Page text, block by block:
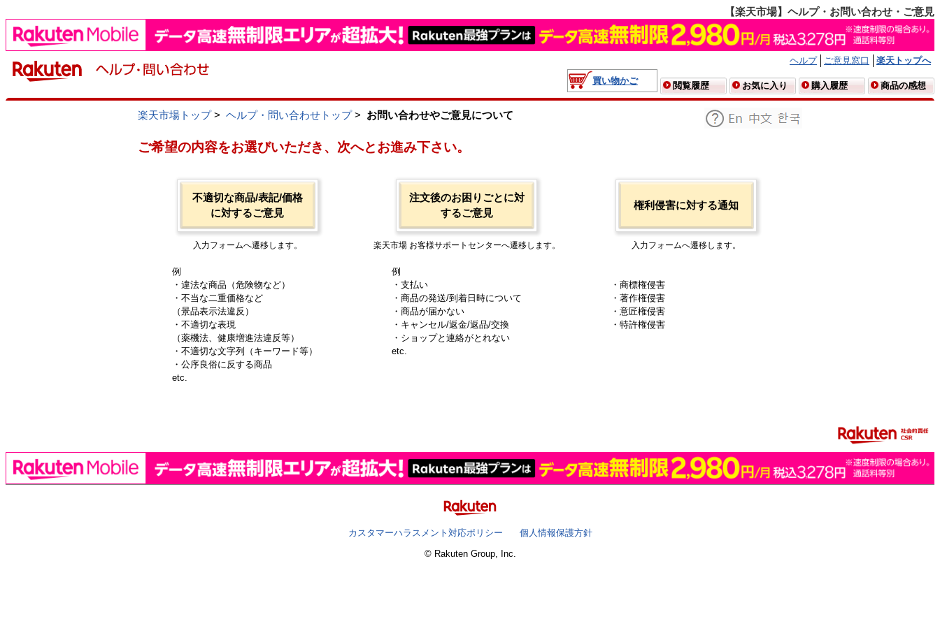
【楽天市場】ヘルプ・お問い合わせ・ご意見
ヘルプ ご意見窓口
楽天トップへ
買い物かご
閲覧履歴 お気に入り 購入履歴 商品の感想
楽天市場トップ> ヘルプ・問い合わせトップ> お問い合わせやご意見について
ご希望の内容をお選びいただき、次へとお進み下さい。
不適切な商品/表記/価格
に対するご意見
入力フォームへ遷移します。
例
・違法な商品（危険物など）
・不当な二重価格など
（景品表示法違反）
・不適切な表現
（薬機法、健康増進法違反等）
・不適切な文字列（キーワード等）
・公序良俗に反する商品
etc.
注文後のお困りごとに対
するご意見
楽天市場 お客様サポートセンターへ遷移します。
例
・支払い
・商品の発送/到着日時について
・商品が届かない
・キャンセル/返金/返品/交換
・ショップと連絡がとれない
etc.
権利侵害に対する通知
入力フォームへ遷移します。
・商標権侵害
・著作権侵害
・意匠権侵害
・特許権侵害
カスタマーハラスメント対応ポリシー
個人情報保護方針
© Rakuten Group, Inc.